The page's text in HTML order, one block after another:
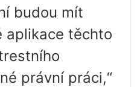
budou mít
aplikace těchto
právní práci,“